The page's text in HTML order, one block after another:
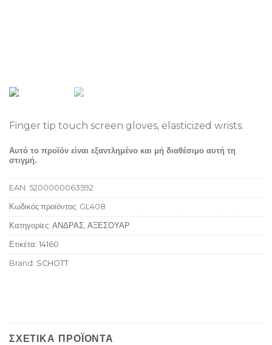
Finger tip touch screen gloves, elasticized wrists.
Αυτό το προϊόν είναι εξαντλημένο και μή διαθέσιμο αυτή τη
στιγμή.
EAN: 5200000063592
Κωδικός προϊόντος: GL408
Κατηγορίες: ΑΝΔΡΑΣ ΑΞΕΣΟΥΑΡ
Ετικέτα: 14160
Brand: SCHOTT
ΣΧΕΤΙΚΆ ΠΡΟΪΌΝΤΑ